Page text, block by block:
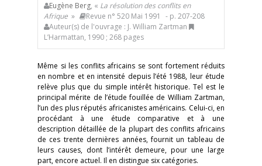
Eugène Berg, « La résolution des conflits en
Afrique » Revue n° 520 Mai 1991
- p. 207-208
Auteur(s) de l'ouvrage : J. William Zartman
L’Harmattan, 1990 ; 268 pages
Même si les conflits africains se sont fortement réduits
en nombre et en intensité depuis l’été 1988, leur étude
relève plus que du simple intérêt historique. Tel est le
principal mérite de l’étude fouillée de William Zartman,
l’un des plus réputés africanistes américains. Celui-ci, en
procédant à une étude comparative et à une
description détaillée de la plupart des conflits africains
de ces trente dernières années, fournit un tableau de
leurs causes, dont l’intérêt demeure, pour une large
part, encore actuel. Il en distingue six catégories.